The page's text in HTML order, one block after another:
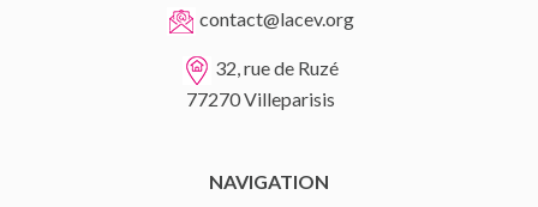
contact@lacev.org
32, rue de Ruzé
77270 Villeparisis
NAVIGATION